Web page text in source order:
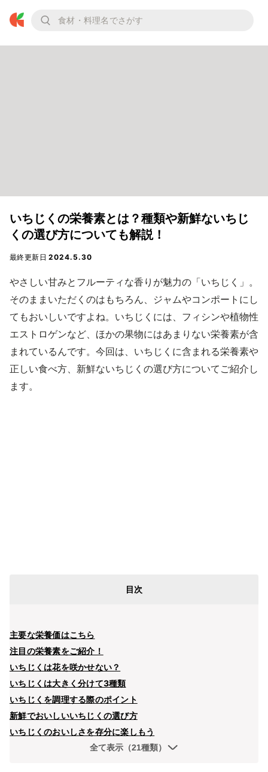
いちじくの栄養素とは？種類や新鮮ないちじ
くの選び方についても解説！
最終更新日2024.5.30
やさしい甘みとフルーティな香りが魅力の「いちじく」。
そのままいただくのはもちろん、ジャムやコンポートにし
てもおいしいですよね。いちじくには、フィシンや植物性
エストロゲンなど、ほかの果物にはあまりない栄養素が含
まれているんです。今回は、いちじくに含まれる栄養素や
正しい食べ方、新鮮ないちじくの選び方についてご紹介し
ます。
目次
主要な栄養価はこちら
注目の栄養素をご紹介！
いちじくは花を咲かせない？
いちじくは大きく分けて3種類
いちじくを調理する際のポイント
新鮮でおいしいいちじくの選び方
いちじくのおいしさを存分に楽しもう
全て表示（21種類）